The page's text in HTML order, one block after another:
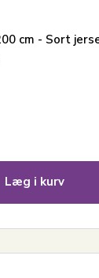
cm - Sort
Læg i kurv